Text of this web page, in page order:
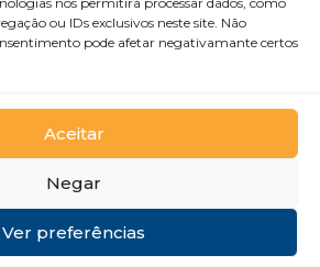
ou IDs exclusivos neste site. Não
pode afetar negativamante certos
Aceitar
Negar
Ver preferências
e
05/11/2026
26/11/2026
Plataforma Microsoft
Teams/Moodle